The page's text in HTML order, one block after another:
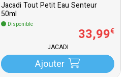
Jacadi Tout Petit Eau Senteur
50ml
Disponible
33,99€
JACADI
Ajouter